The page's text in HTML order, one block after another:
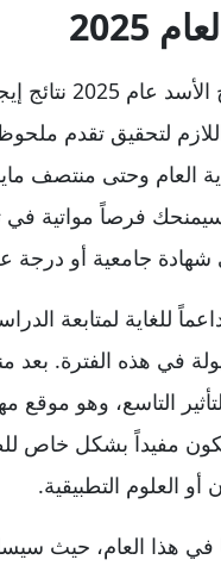
من الناحية
لتحقيق تقدم
وحتى منتصف مايو،
سيمنحك فرصاً مواتية
جامعية أو درجة
للغاية لمتابعة
في هذه الفترة. بعد
التاسع، وهو
مفيداً بشكل خاص
العلوم التطبيقية.
في هذا العام، حيث